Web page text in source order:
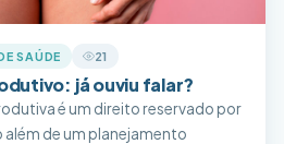
SAÚDE 21
já ouviu falar?
é um direito reservado por
de um planejamento